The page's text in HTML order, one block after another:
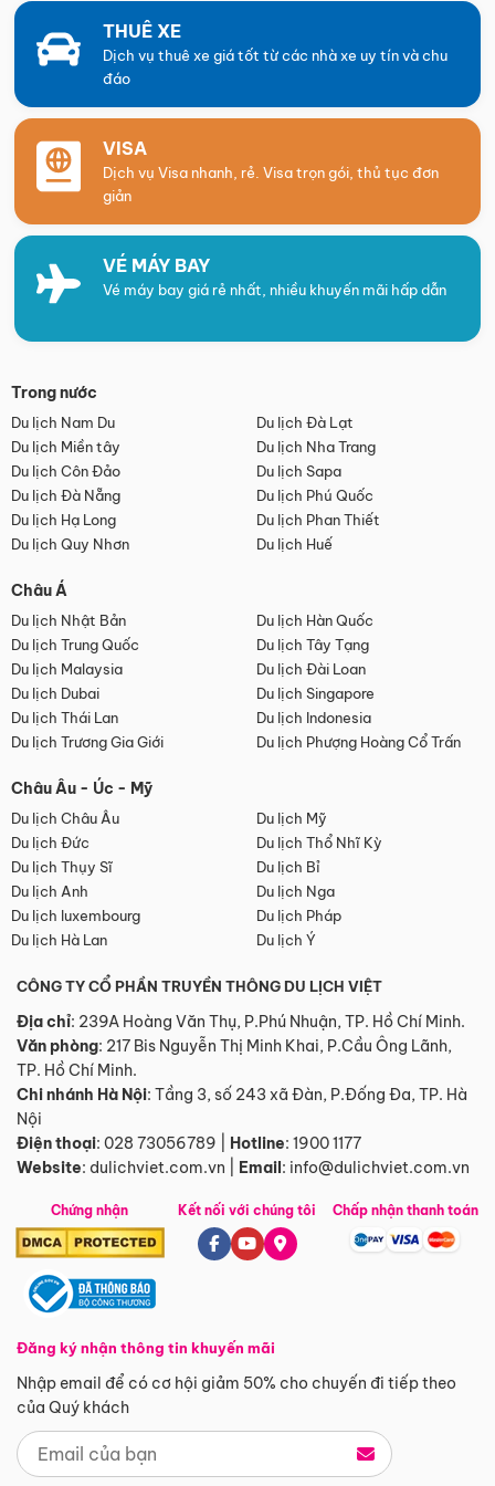
THUÊ XE
Dịch vụ thuê xe giá tốt từ các nhà xe uy tín và chu
đáo
VISA
Dịch vụ Visa nhanh, rẻ. Visa trọn gói, thủ tục đơn
giản
VÉ MÁY BAY
Vé máy bay giá rẻ nhất, nhiều khuyến mãi hấp dẫn
Trong nước
Du lịch Nam Du
Du lịch Đà Lạt
Du lịch Miền tây
Du lịch Nha Trang
Du lịch Côn Đảo
Du lịch Sapa
Du lịch Đà Nẵng
Du lịch Phú Quốc
Du lịch Hạ Long
Du lịch Phan Thiết
Du lịch Quy Nhơn
Du lịch Huế
Châu Á
Du lịch Nhật Bản
Du lịch Hàn Quốc
Du lịch Trung Quốc
Du lịch Tây Tạng
Du lịch Malaysia
Du lịch Đài Loan
Du lịch Dubai
Du lịch Singapore
Du lịch Thái Lan
Du lịch Indonesia
Du lịch Trương Gia Giới
Du lịch Phượng Hoàng Cổ Trấn
Châu Âu - Úc - Mỹ
Du lịch Châu Âu
Du lịch Mỹ
Du lịch Đức
Du lịch Thổ Nhĩ Kỳ
Du lịch Thụy Sĩ
Du lịch Bỉ
Du lịch Anh
Du lịch Nga
Du lịch luxembourg
Du lịch Pháp
Du lịch Hà Lan
Du lịch Ý
CÔNG TY CỔ PHẦN TRUYỀN THÔNG DU LỊCH VIỆT
Địa chỉ: 239A Hoàng Văn Thụ, P.Phú Nhuận, TP. Hồ Chí Minh.
Văn phòng: 217 Bis Nguyễn Thị Minh Khai, P.Cầu Ông Lãnh,
TP. Hồ Chí Minh.
Chi nhánh Hà Nội: Tầng 3, số 243 xã Đàn, P.Đống Đa, TP. Hà
Nội
Điện thoại: 028 73056789 Hotline: 1900 1177
Website: dulichviet.com.vn Email: info@dulichviet.com.vn
Chứng nhận
Đăng ký nhận thông tin khuyến mãi
Nhập email để có cơ hội giảm 50% cho chuyến đi tiếp theo
của Quý khách
Kết nối với chúng tôi Chấp nhận thanh toán